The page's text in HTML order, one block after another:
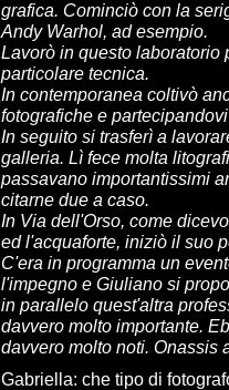
grafica. Cominciò con la
Andy Warhol, ad esempio.
Lavorò in questo laboratorio
particolare tecnica.
In contemporanea coltivò
fotografiche e
In seguito si trasferì a
galleria. Lì fece molta
passavano importantissimi
citarne due a caso.
In Via dell'Orso, come
ed l'acquaforte, iniziò il suo
C'era in programma un
l'impegno e Giuliano si
in parallelo quest'altra
davvero molto importante.
davvero molto noti. Onassis
Gabriella: che tipo di